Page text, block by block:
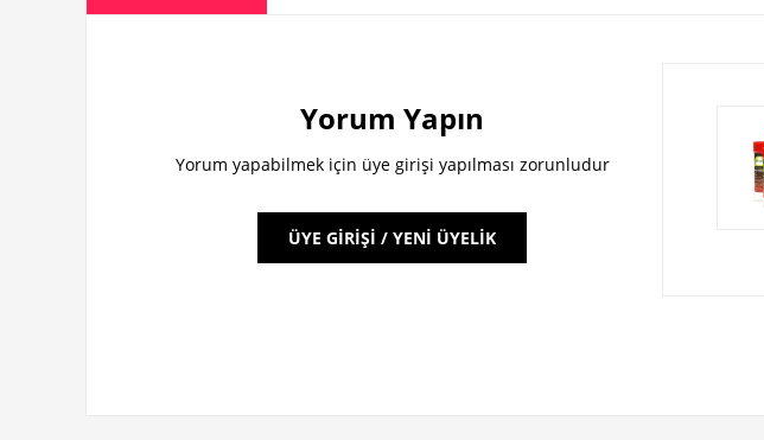
Yorum Yapın
Yorum yapabilmek için üye girişi yapılması zorunludur
ÜYE GİRİŞİ / YENİ ÜYELİK